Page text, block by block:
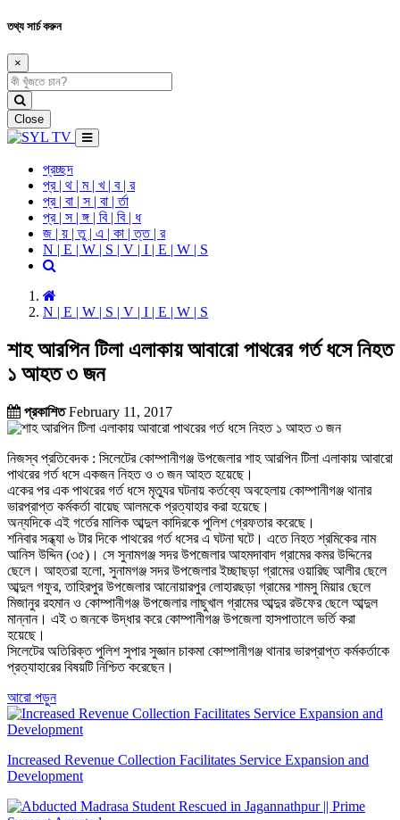
তথ্য সার্চ করুন
×
Close
প্রচ্ছদ
প্র | থ | ম | খ | ব | র
প্র | বা | স | বা | র্তা
প্র | স | ঙ্গ | বি | বি | ধ
জ | য় | তু | এ | কা | ত্ত | র
N | E | W | S | V | I | E | W | S
N | E | W | S | V | I | E | W | S
শাহ আরপিন টিলা এলাকায় আবারো পাথরের গর্ত ধসে নিহত
১ আহত ৩ জন
প্রকাশিতFebruary 11, 2017
নিজস্ব প্রতিবেদক : সিলেটের কোম্পানীগঞ্জ উপজেলার শাহ আরপিন টিলা এলাকায় আবারো
পাথরের গর্ত ধসে একজন নিহত ও ৩ জন আহত হয়েছে।
একের পর এক পাথরের গর্ত ধসে মৃত্যুর ঘটনায় কর্তব্যে অবহেলায় কোম্পানীগঞ্জ থানার
ভারপ্রাপ্ত কর্মকর্তা বায়েছ আলমকে প্রত্যাহার করা হয়েছে।
অন্যদিকে এই গর্তের মালিক আব্দুল কাদিরকে পুলিশ গ্রেফতার করেছে।
শনিবার সন্ধ্যা ৬ টার দিকে পাথরের গর্ত ধসের এ ঘটনা ঘটে। এতে নিহত শ্রমিকের নাম
আনিস উদ্দিন (৩৫)। সে সুনামগঞ্জ সদর উপজেলার আহমদাবাদ গ্রামের কমর উদ্দিনের
ছেলে। আহতরা হলো, সুনামগঞ্জ সদর উপজেলার ইচ্ছাছড়া গ্রামের ওয়ারিছ আলীর ছেলে
আব্দুল গফুর, তাহিরপুর উপজেলার আনোয়ারপুর লোহারছড়া গ্রামের শামসু মিয়ার ছেলে
মিজানুর রহমান ও কোম্পানীগঞ্জ উপজেলার লাছুখাল গ্রামের আব্দুর রউফের ছেলে আব্দুল
মান্নান। এই ৩ জনকে উদ্ধার করে কোম্পানীগঞ্জ উপজেলা হাসপাতালে ভর্তি করা
হয়েছে।
সিলেটের অতিরিক্ত পুলিশ সুপার সুজ্ঞান চাকমা কোম্পানীগঞ্জ থানার ভারপ্রাপ্ত কর্মকর্তাকে
প্রত্যাহারের বিষয়টি নিশ্চিত করেছেন।
আরো পড়ুন
Increased Revenue Collection Facilitates Service Expansion and
Development